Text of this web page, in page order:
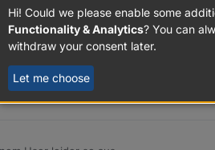
das Voting rechts unten im Beitrag wenn
den Spendenbutton oben rechts. Danke!
| bash -
Hi! Could we please enable some
Functionality & Analytics? You can
withdraw your consent later.
Let me choose